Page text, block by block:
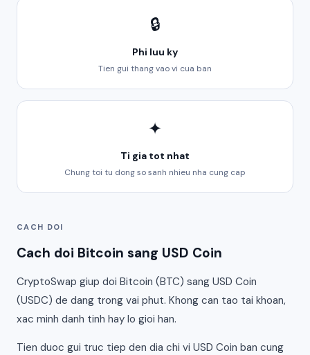
🔒
Phi luu ky
Tien gui thang vao vi cua ban
✦
Ti gia tot nhat
Chung toi tu dong so sanh nhieu nha cung cap
CACH DOI
Cach doi Bitcoin sang USD Coin
CryptoSwap giup doi Bitcoin (BTC) sang USD Coin
(USDC) de dang trong vai phut. Khong can tao tai khoan,
xac minh danh tinh hay lo gioi han.
Tien duoc gui truc tiep den dia chi vi USD Coin ban cung